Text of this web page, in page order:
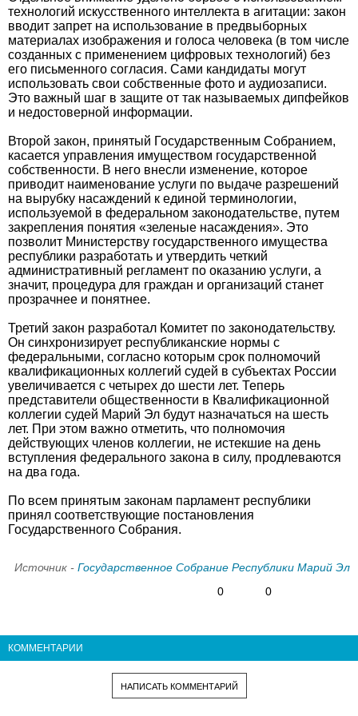
технологий искусственного интеллекта в агитации: закон
вводит запрет на использование в предвыборных
материалах изображения и голоса человека (в том числе
созданных с применением цифровых технологий) без
его письменного согласия. Сами кандидаты могут
использовать свои собственные фото и аудиозаписи.
Это важный шаг в защите от так называемых дипфейков
и недостоверной информации.
Второй закон, принятый Государственным Собранием,
касается управления имуществом государственной
собственности. В него внесли изменение, которое
приводит наименование услуги по выдаче разрешений
на вырубку насаждений к единой терминологии,
используемой в федеральном законодательстве, путем
закрепления понятия «зеленые насаждения». Это
позволит Министерству государственного имущества
республики разработать и утвердить четкий
административный регламент по оказанию услуги, а
значит, процедура для граждан и организаций станет
прозрачнее и понятнее.
Третий закон разработал Комитет по законодательству.
Он синхронизирует республиканские нормы с
федеральными, согласно которым срок полномочий
квалификационных коллегий судей в субъектах России
увеличивается с четырех до шести лет. Теперь
представители общественности в Квалификационной
коллегии судей Марий Эл будут назначаться на шесть
лет. При этом важно отметить, что полномочия
действующих членов коллегии, не истекшие на день
вступления федерального закона в силу, продлеваются
на два года.
По всем принятым законам парламент республики
принял соответствующие постановления
Государственного Собрания.
Источник - Государственное Собрание Республики Марий Эл
0
0
КОММЕНТАРИИ
НАПИСАТЬ КОММЕНТАРИЙ